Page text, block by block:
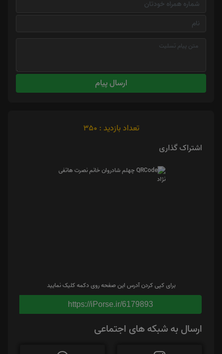
ارسال پیام
تعداد بازدید : 350
اشتراک گذاری
برای کپی کردن آدرس این صفحه روی دکمه کلیک نمایید
https://iPorse.ir/6179893
ارسال به شبکه های اجتماعی